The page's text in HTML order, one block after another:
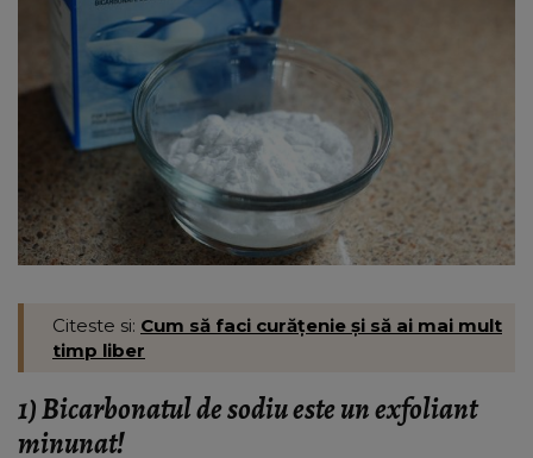
Citeste si: Cum să faci curățenie și să ai mai mult
timp liber
1)Bicarbonatul de sodiu este un exfoliant
minunat!